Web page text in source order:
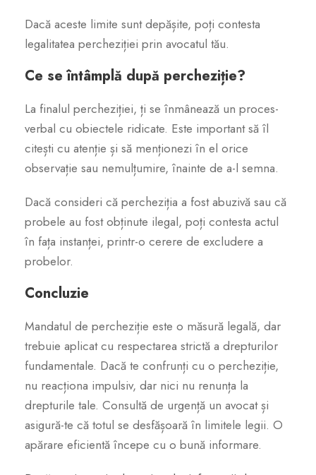
Dacă aceste limite sunt depășite, poți contesta
legalitatea percheziției prin avocatul tău.
Ce se întâmplă după percheziție?
La finalul percheziției, ți se înmânează un proces-
verbal cu obiectele ridicate. Este important să îl
citești cu atenție și să menționezi în el orice
observație sau nemulțumire, înainte de a-l semna.
Dacă consideri că percheziția a fost abuzivă sau că
probele au fost obținute ilegal, poți contesta actul
în fața instanței, printr-o cerere de excludere a
probelor.
Concluzie
Mandatul de percheziție este o măsură legală, dar
trebuie aplicat cu respectarea strictă a drepturilor
fundamentale. Dacă te confrunți cu o percheziție,
nu reacționa impulsiv, dar nici nu renunța la
drepturile tale. Consultă de urgență un avocat și
asigură-te că totul se desfășoară în limitele legii. O
apărare eficientă începe cu o bună informare.